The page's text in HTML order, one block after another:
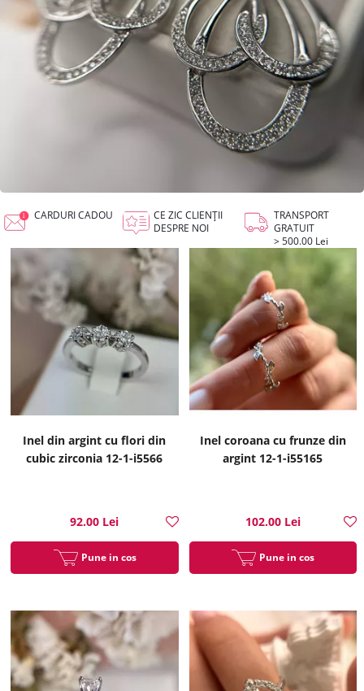
CARDURI CADOU
CE ZIC CLIENȚII
DESPRE NOI
TRANSPORT
GRATUIT
> 500.00 Lei
Inel din argint cu flori din
cubic zirconia 12-1-i5566
92.00 Lei
Pune in cos
Inel coroana cu frunze din
argint 12-1-i55165
102.00 Lei
Pune in cos